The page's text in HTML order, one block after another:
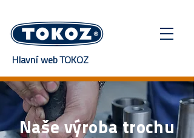
Hlavní web TOKOZ
Naše výroba trochu